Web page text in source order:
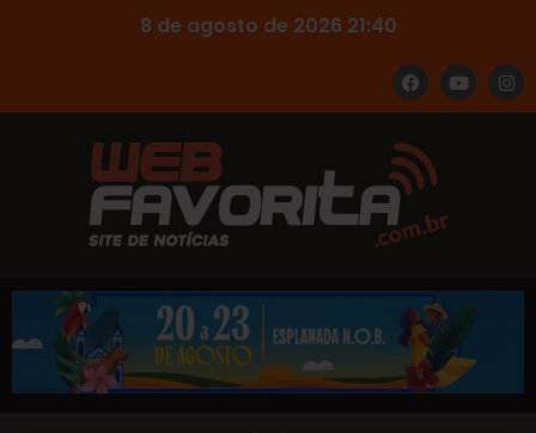
8 de agosto de 2026 21:40